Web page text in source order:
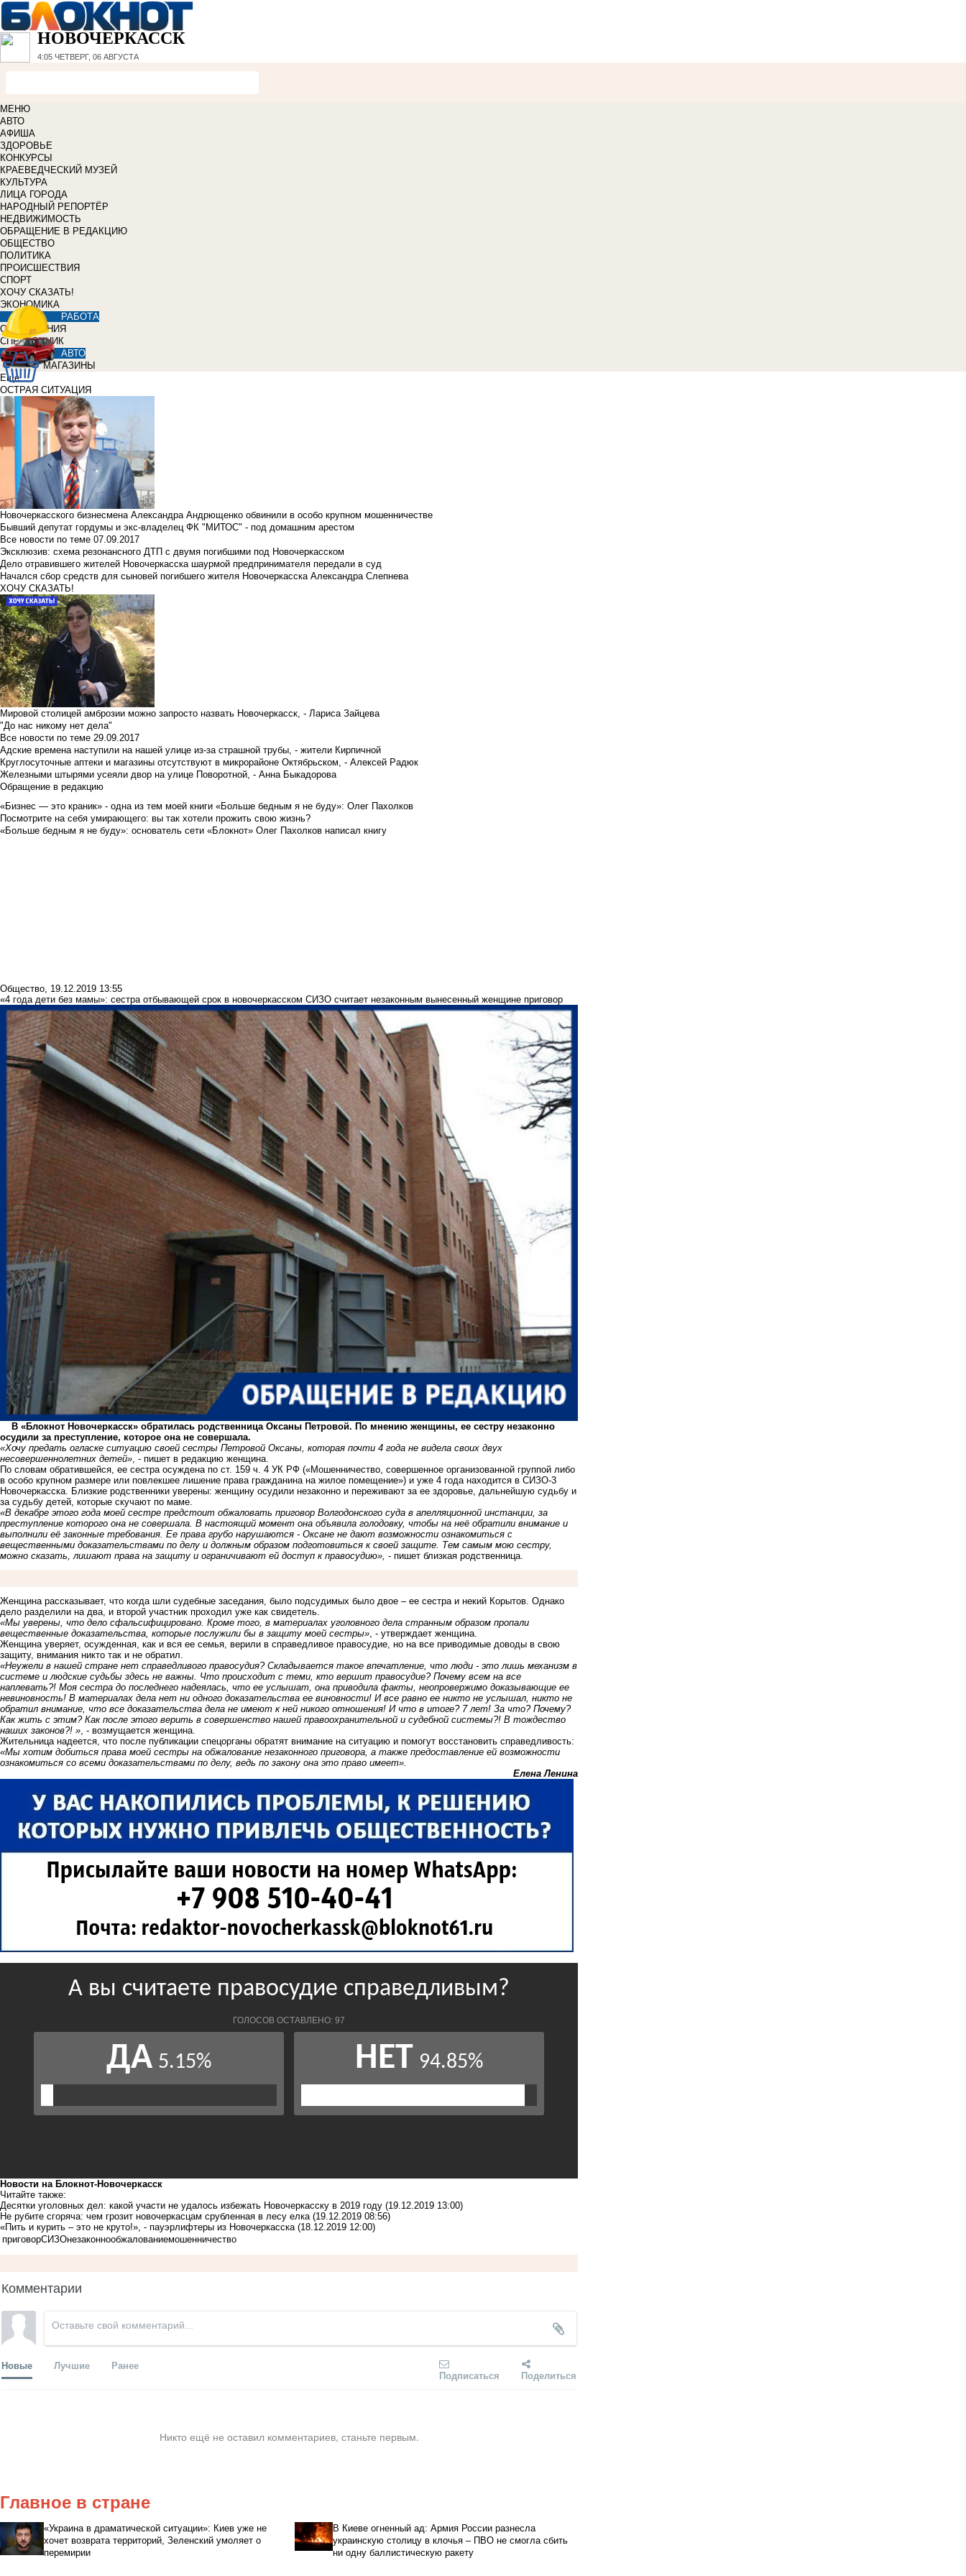
НОВОЧЕРКАССК
4:05 ЧЕТВЕРГ, 06 АВГУСТА
МЕНЮ
АВТО
АФИША
ЗДОРОВЬЕ
КОНКУРСЫ
КРАЕВЕДЧЕСКИЙ МУЗЕЙ
КУЛЬТУРА
ЛИЦА ГОРОДА
НАРОДНЫЙ РЕПОРТЁР
НЕДВИЖИМОСТЬ
ОБРАЩЕНИЕ В РЕДАКЦИЮ
ОБЩЕСТВО
ПОЛИТИКА
ПРОИСШЕСТВИЯ
СПОРТ
ХОЧУ СКАЗАТЬ!
ЭКОНОМИКА
РАБОТА
ОБЪЯВЛЕНИЯ
СПРАВОЧНИК
АВТО
МАГАЗИНЫ
Еще
ОСТРАЯ СИТУАЦИЯ
Новочеркасского бизнесмена Александра Андрющенко обвинили в особо крупном мошенничестве
Бывший депутат гордумы и экс-владелец ФК "МИТОС" - под домашним арестом
Все новости по теме 07.09.2017
Эксклюзив: схема резонансного ДТП с двумя погибшими под Новочеркасском
Дело отравившего жителей Новочеркасска шаурмой предпринимателя передали в суд
Начался сбор средств для сыновей погибшего жителя Новочеркасска Александра Слепнева
ХОЧУ СКАЗАТЬ!
Мировой столицей амброзии можно запросто назвать Новочеркасск, - Лариса Зайцева
"До нас никому нет дела"
Все новости по теме 29.09.2017
Адские времена наступили на нашей улице из-за страшной трубы, - жители Кирпичной
Круглосуточные аптеки и магазины отсутствуют в микрорайоне Октябрьском, - Алексей Радюк
Железными штырями усеяли двор на улице Поворотной, - Анна Быкадорова
Обращение в редакцию
«Бизнес — это краник» - одна из тем моей книги «Больше бедным я не буду»: Олег Пахолков
Посмотрите на себя умирающего: вы так хотели прожить свою жизнь?
«Больше бедным я не буду»: основатель сети «Блокнот» Олег Пахолков написал книгу
Общество, 19.12.2019 13:55
«4 года дети без мамы»: сестра отбывающей срок в новочеркасском СИЗО считает незаконным вынесенный женщине приговор
В «Блокнот Новочеркасск» обратилась родственница Оксаны Петровой. По мнению женщины, ее сестру незаконно
осудили за преступление, которое она не совершала.
«Хочу предать огласке ситуацию своей сестры Петровой Оксаны, которая почти 4 года не видела своих двух
несовершеннолетних детей», - пишет в редакцию женщина.
По словам обратившейся, ее сестра осуждена по ст. 159 ч. 4 УК РФ («Мошенничество, совершенное организованной группой либо
в особо крупном размере или повлекшее лишение права гражданина на жилое помещение») и уже 4 года находится в СИЗО-3
Новочеркасска. Близкие родственники уверены: женщину осудили незаконно и переживают за ее здоровье, дальнейшую судьбу и
за судьбу детей, которые скучают по маме.
«В декабре этого года моей сестре предстоит обжаловать приговор Волгодонского суда в апелляционной инстанции, за
преступление которого она не совершала. В настоящий момент она объявила голодовку, чтобы на неё обратили внимание и
выполнили её законные требования. Ее права грубо нарушаются - Оксане не дают возможности ознакомиться с
вещественными доказательствами по делу и должным образом подготовиться к своей защите. Тем самым мою сестру,
можно сказать, лишают права на защиту и ограничивают ей доступ к правосудию», - пишет близкая родственница.
Женщина рассказывает, что когда шли судебные заседания, было подсудимых было двое – ее сестра и некий Корытов. Однако
дело разделили на два, и второй участник проходил уже как свидетель.
«Мы уверены, что дело сфальсифицировано. Кроме того, в материалах уголовного дела странным образом пропали
вещественные доказательства, которые послужили бы в защиту моей сестры», - утверждает женщина.
Женщина уверяет, осужденная, как и вся ее семья, верили в справедливое правосудие, но на все приводимые доводы в свою
защиту, внимания никто так и не обратил.
«Неужели в нашей стране нет справедливого правосудия? Складывается такое впечатление, что люди - это лишь механизм в
системе и людские судьбы здесь не важны. Что происходит с теми, кто вершит правосудие? Почему всем на все
наплевать?! Моя сестра до последнего надеялась, что ее услышат, она приводила факты, неопровержимо доказывающие ее
невиновность! В материалах дела нет ни одного доказательства ее виновности! И все равно ее никто не услышал, никто не
обратил внимание, что все доказательства дела не имеют к ней никого отношения! И что в итоге? 7 лет! За что? Почему?
Как жить с этим? Как после этого верить в совершенство нашей правоохранительной и судебной системы?! В тождество
наших законов?! », - возмущается женщина.
Жительница надеется, что после публикации спецорганы обратят внимание на ситуацию и помогут восстановить справедливость:
«Мы хотим добиться права моей сестры на обжалование незаконного приговора, а также предоставление ей возможности
ознакомиться со всеми доказательствами по делу, ведь по закону она это право имеет».
Елена Ленина
Новости на Блoкнoт-Новочеркасск
Читайте также:
Десятки уголовных дел: какой участи не удалось избежать Новочеркасску в 2019 году (19.12.2019 13:00)
Не рубите сгоряча: чем грозит новочеркасцам срубленная в лесу елка (19.12.2019 08:56)
«Пить и курить – это не круто!», - пауэрлифтеры из Новочеркасска (18.12.2019 12:00)
приговорСИЗОнезаконнообжалованиемошенничество
Комментарии
Новые Лучшие Ранее
Подписаться Поделиться
Никто ещё не оставил комментариев, станьте первым.
Главное в стране
«Украина в драматической ситуации»: Киев уже не
хочет возврата территорий, Зеленский умоляет о
перемирии
В Киеве огненный ад: Армия России разнесла
украинскую столицу в клочья – ПВО не смогла сбить
ни одну баллистическую ракету